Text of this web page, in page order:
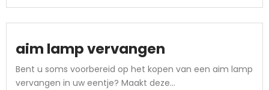
aim lamp vervangen
Bent u soms voorbereid op het kopen van een aim lamp
vervangen in uw eentje? Maakt deze...